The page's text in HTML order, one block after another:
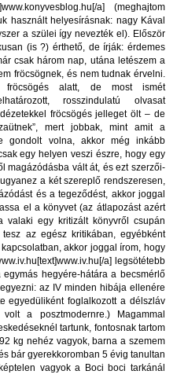
a] (meghajtom
használt helyesírásnak: nagy Kával
a szülei így nevezték el). Először
(is ?) érthető, de írják: érdemes
csak három nap, utána letészem a
fröcsögnek, és nem tudnak érvelni.
fröcsögés alatt, de most ismét
rosszindulatú olvasat
fröcsögés jelleget ölt – de
mert jobbak, mint amit a
gondolt volna, akkor még inkább
egy helyen veszi észre, hogy egy
magázódásba vált át, és ezt szerzői-
a két szereplő rendszeresen,
és a tegeződést, akkor joggal
el a könyvet (az átlapozást azért
valaki egy kritizált könyvről csupán
az egész kritikában, egyébként
akkor joggal írom, hogy
a] legsötétebb
hegyére-hátára a becsmérlő
az IV minden hibája ellenére
egyedüliként foglalkozott a délszláv
a posztmodernre.) Magammal
tartunk, fontosnak tartom
kg nehéz vagyok, barna a szemem
bár gyerekkoromban 5 évig tanultan
vagyok a Boci boci tarkánál